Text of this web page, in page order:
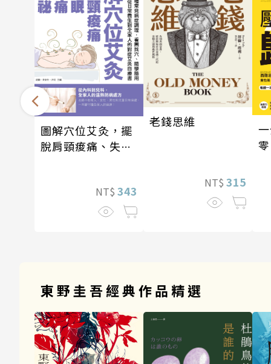
圖解穴位艾灸，擺
脫肩頸痠痛、失
NT$ 343
老錢思維
NT$ 315
零
東野圭吾經典作品精選